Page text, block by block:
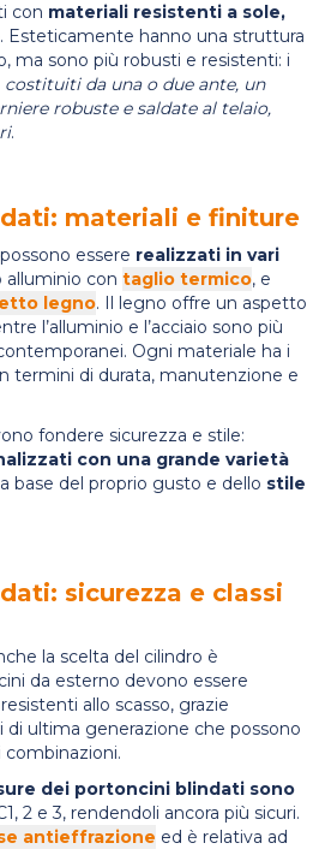
con materiali resistenti a sole,
. Esteticamente hanno una struttura
ma sono più robusti e resistenti: i
costituiti da una o due ante, un
robuste e saldate al telaio,
.
materiali e finiture
essere realizzati in vari
alluminio con taglio termico, e
legno. Il legno offre un aspetto
l’alluminio e l’acciaio sono più
Ogni materiale ha i
termini di durata, manutenzione e
fondere sicurezza e stile:
con una grande varietà
base del proprio gusto e dello stile
sicurezza e classi
la scelta del cilindro è
da esterno devono essere
allo scasso, grazie
di ultima generazione che possono
combinazioni.
dei portoncini blindati sono
2 e 3, rendendoli ancora più sicuri.
antieffrazione ed è relativa ad